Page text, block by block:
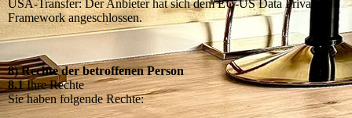
USA-Transfer: Der Anbieter hat sich dem EU-US Data Privacy
Framework angeschlossen.
8) Rechte der betroffenen Person
8.1Ihre Rechte
Sie haben folgende Rechte: